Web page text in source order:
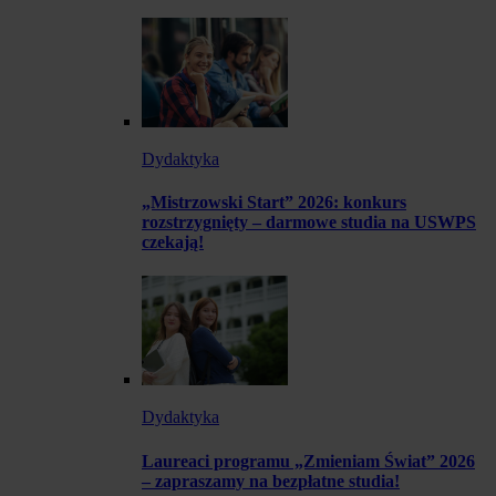
Dydaktyka
„Mistrzowski Start” 2026: konkurs
rozstrzygnięty – darmowe studia na USWPS
czekają!
Dydaktyka
Laureaci programu „Zmieniam Świat” 2026
– zapraszamy na bezpłatne studia!